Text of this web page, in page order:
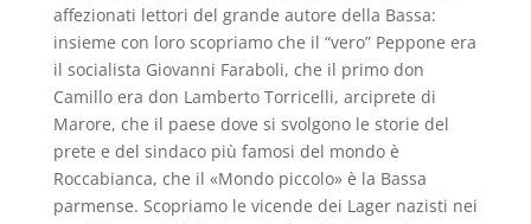
affezionati lettori del grande autore della Bassa:
insieme con loro scopriamo che il “vero” Peppone era
il socialista Giovanni Faraboli, che il primo don
Camillo era don Lamberto Torricelli, arciprete di
Marore, che il paese dove si svolgono le storie del
prete e del sindaco più famosi del mondo è
Roccabianca, che il «Mondo piccolo» è la Bassa
parmense. Scopriamo le vicende dei Lager nazisti nei